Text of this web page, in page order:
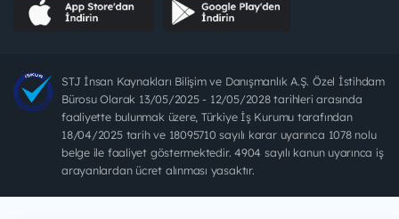
STJ İnsan Kaynakları Bilişim ve Danışmanlık A.Ş. Özel İstihdam
Bürosu Olarak 13/05/2025 - 12/05/2028 tarihleri arasında
faaliyette bulunmak üzere, Türkiye İş Kurumu tarafından
18/04/2025 tarih ve 18095710 sayılı karar uyarınca 1078 nolu
belge ile faaliyet göstermektedir. 4904 sayılı kanun uyarınca iş
arayanlardan ücret alınması yasaktır.